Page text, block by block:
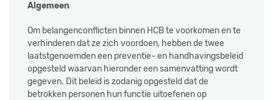
Algemeen
Om belangenconflicten binnen HCB te voorkomen en te
verhinderen dat ze zich voordoen, hebben de twee
laatstgenoemden een preventie- en handhavingsbeleid
opgesteld waarvan hieronder een samenvatting wordt
gegeven. Dit beleid is zodanig opgesteld dat de
betrokken personen hun functie uitoefenen op